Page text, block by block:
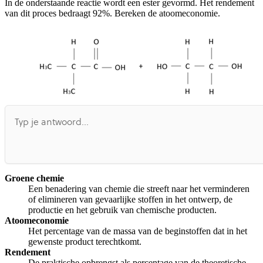
Afspelen werkte niet
Iets anders
In de onderstaande reactie wordt een ester gevormd. Het rendement
van dit proces bedraagt 92%. Bereken de atoomeconomie.
Groene chemie
Een benadering van chemie die streeft naar het verminderen
of elimineren van gevaarlijke stoffen in het ontwerp, de
productie en het gebruik van chemische producten.
Atoomeconomie
Het percentage van de massa van de beginstoffen dat in het
gewenste product terechtkomt.
Rendement